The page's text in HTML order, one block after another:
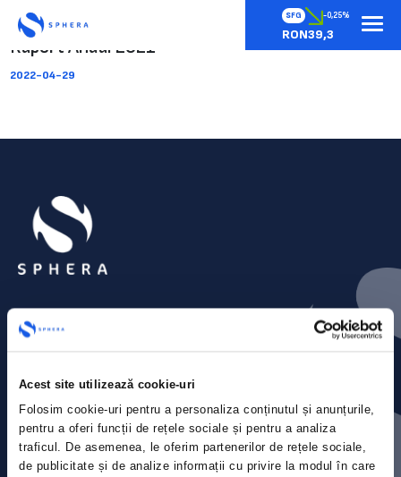
Acest site utilizează cookie-uri
Folosim cookie-uri pentru a personaliza conținutul și anunțurile,
pentru a oferi funcții de rețele sociale și pentru a analiza
traficul. De asemenea, le oferim partenerilor de rețele sociale,
de publicitate și de analize informații cu privire la modul în care
SFG -0,25%
RON39,3
Raport Anual 2021
2022-04-29
Contact
Comunicate de presă